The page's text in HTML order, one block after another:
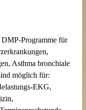
Programme für
Asthma bronchiale
möglich für:
EKG,